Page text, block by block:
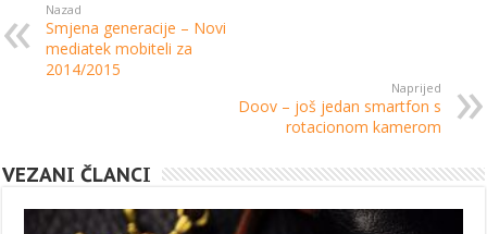
Nazad
Smjena generacije – Novi
mediatek mobiteli za
2014/2015
Naprijed
Doov – još jedan smartfon s
rotacionom kamerom
VEZANI ČLANCI